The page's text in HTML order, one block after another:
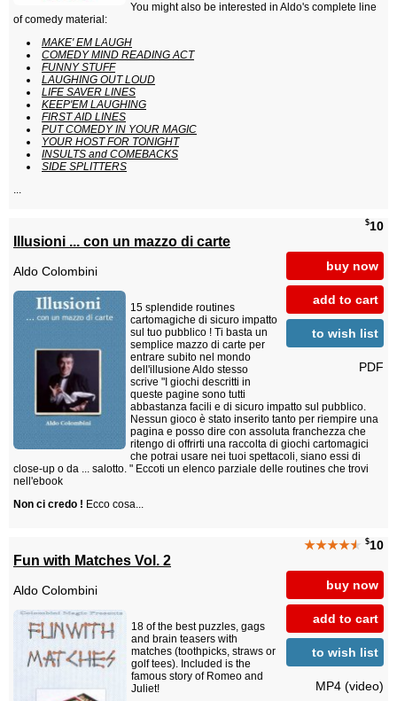
You might also be interested in Aldo's complete line
of comedy material:
MAKE' EM LAUGH
COMEDY MIND READING ACT
FUNNY STUFF
LAUGHING OUT LOUD
LIFE SAVER LINES
KEEP'EM LAUGHING
FIRST AID LINES
PUT COMEDY IN YOUR MAGIC
YOUR HOST FOR TONIGHT
INSULTS and COMEBACKS
SIDE SPLITTERS
...
$10
buy now
add to cart
to wish list
PDF
Illusioni ... con un mazzo di carte
Aldo Colombini
15 splendide routines
cartomagiche di sicuro impatto
sul tuo pubblico ! Ti basta un
semplice mazzo di carte per
entrare subito nel mondo
dell'illusione Aldo stesso
scrive "I giochi descritti in
queste pagine sono tutti
abbastanza facili e di sicuro impatto sul pubblico.
Nessun gioco è stato inserito tanto per riempire una
pagina e posso dire con assoluta franchezza che
ritengo di offrirti una raccolta di giochi cartomagici
che potrai usare nei tuoi spettacoli, siano essi di
close-up o da ... salotto. " Eccoti un elenco parziale delle routines che trovi
nell'ebook
Non ci credo ! Ecco cosa...
★★★★★ $10
buy now
add to cart
to wish list
MP4 (video)
Fun with Matches Vol. 2
Aldo Colombini
18 of the best puzzles, gags
and brain teasers with
matches (toothpicks, straws or
golf tees). Included is the
famous story of Romeo and
Juliet!